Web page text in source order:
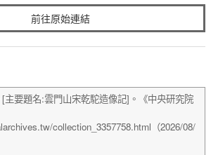
前往原始連結